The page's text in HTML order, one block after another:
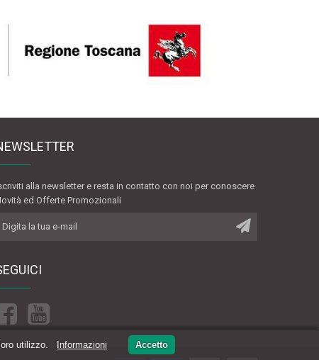
alla newsletter e resta in contatto con noi per conoscere
ed Offerte Promozionali
utilizzo. Informazioni Accetto